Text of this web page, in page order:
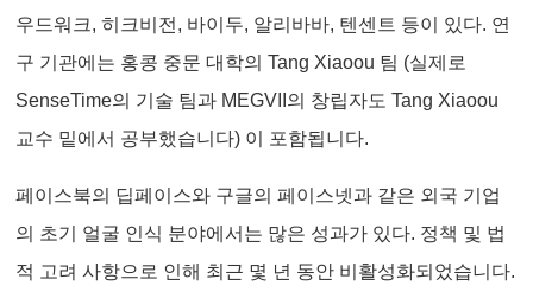
우드워크, 히크비전, 바이두, 알리바바, 텐센트 등이 있다. 연
구 기관에는 홍콩 중문 대학의 Tang Xiaoou 팀 (실제로
SenseTime의 기술 팀과 MEGVII의 창립자도 Tang Xiaoou
교수 밑에서 공부했습니다) 이 포함됩니다.
페이스북의 딥페이스와 구글의 페이스넷과 같은 외국 기업
의 초기 얼굴 인식 분야에서는 많은 성과가 있다. 정책 및 법
적 고려 사항으로 인해 최근 몇 년 동안 비활성화되었습니다.